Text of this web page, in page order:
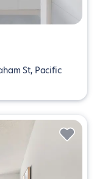
St, Pacific